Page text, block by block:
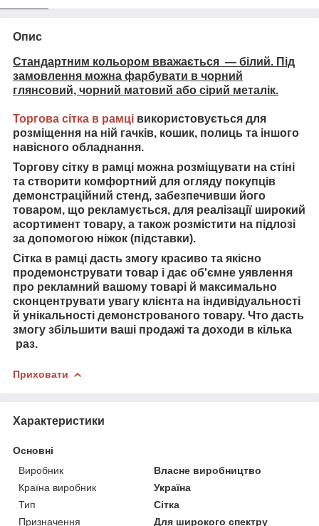
Опис
Стандартним кольором вважається — білий. Під
замовлення можна фарбувати в чорний
глянсовий, чорний матовий або сірий металік.
Торгова сітка в рамці використовується для
розміщення на ній гачків, кошик, полиць та іншого
навісного обладнання.
Торгову сітку в рамці можна розміщувати на стіні
та створити комфортний для огляду покупців
демонстраційний стенд, забезпечивши його
товаром, що рекламується, для реалізації широкий
асортимент товару, а також розмістити на підлозі
за допомогою ніжок (підставки).
Сітка в рамці дасть змогу красиво та якісно
продемонструвати товар і дає об'ємне уявлення
про рекламний вашому товарі й максимально
сконцентрувати увагу клієнта на індивідуальності
й унікальності демонстрованого товару. Что дасть
змогу збільшити ваші продажі та доходи в кілька
раз.
Приховати
Характеристики
Основні
Виробник
Власне виробництво
Країна виробник
Україна
Тип
Сітка
Призначення
Для широкого спектру